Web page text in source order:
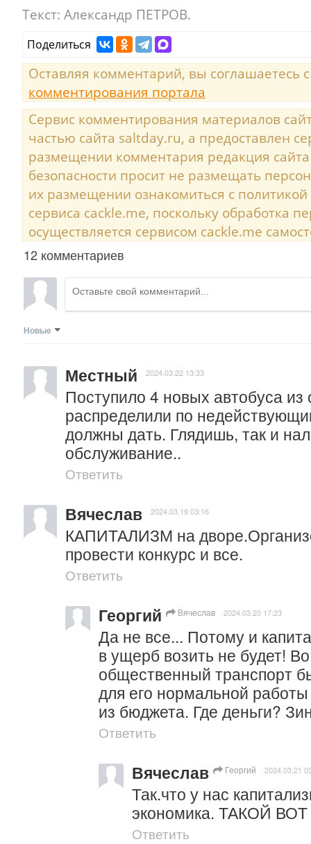
Текст: Александр ПЕТРОВ.
Поделиться
Оставляя комментарий, вы соглашаетесь
комментирования портала
Сервис комментирования материалов
частью сайта saltday.ru, а предоставлен
размещении комментария редакция
безопасности просит не размещать
их размещении ознакомиться с
сервиса cackle.me, поскольку обработка
осуществляется сервисом cackle.me
12 комментариев
Новые
Местный 2024.03.22 13:33
Поступило 4 новых автобуса из
распределили по
должны дать. Глядишь, так и
обслуживание..
Ответить
Вячеслав 2024.03.19 03:16
КАПИТАЛИЗМ на
провести конкурс и все.
Ответить
Георгий Вячеслав 2024.03.20 17:23
Да не все... Потому и
в ущерб возить не будет!
общественный транспорт
для его нормальной
из бюджета. Где деньги?
Ответить
Вячеслав Георгий 2024.03.21
Так.что у нас
экономика. ТАКОЙ
Ответить